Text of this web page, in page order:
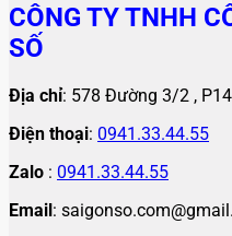
CÔNG TY TNHH
SỐ
Địa chỉ: 578 Đường 3/2 ,
Điện thoại: 0941.33.44.55
Zalo : 0941.33.44.55
Email: